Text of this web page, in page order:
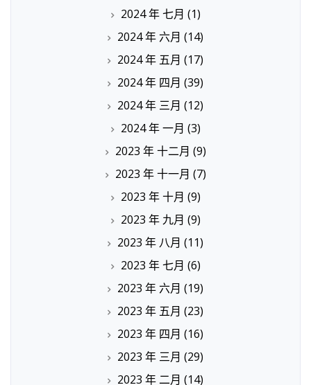
2024 年 七月 (1)
2024 年 六月 (14)
2024 年 五月 (17)
2024 年 四月 (39)
2024 年 三月 (12)
2024 年 一月 (3)
2023 年 十二月 (9)
2023 年 十一月 (7)
2023 年 十月 (9)
2023 年 九月 (9)
2023 年 八月 (11)
2023 年 七月 (6)
2023 年 六月 (19)
2023 年 五月 (23)
2023 年 四月 (16)
2023 年 三月 (29)
2023 年 二月 (14)